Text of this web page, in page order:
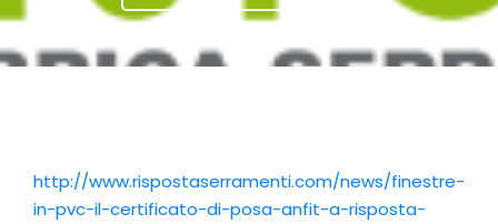
http://www.rispostaserramenti.com/news/finestre-
in-pvc-il-certificato-di-posa-anfit-a-risposta-